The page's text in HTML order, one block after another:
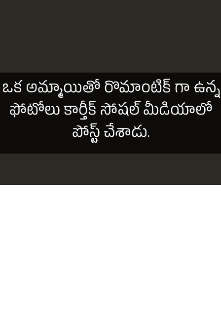
ఒక అమ్మాయితో రొమాంటిక్ గా ఉన్న
ఫోటోలు కార్తీక్ సోషల్ మీడియాలో
పోస్ట్ చేశాడు.